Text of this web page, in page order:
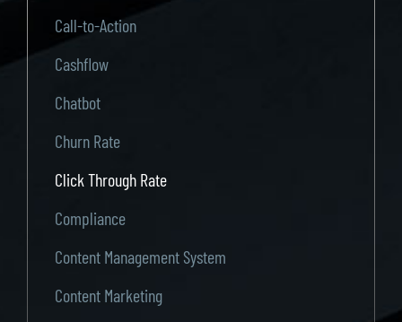
Call-to-Action
Cashflow
Chatbot
Churn Rate
Click Through Rate
Compliance
Content Management System
Content Marketing